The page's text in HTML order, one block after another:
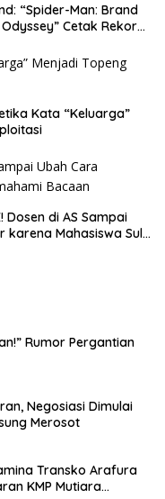
“Spider-Man: Brand
Cetak Rekor
Kata “Keluarga”
Dosen di AS Sampai
karena Mahasiswa Sulit
Rumor Pergantian
Negosiasi Dimulai
Merosot
Transko Arafura
KMP Mutiara